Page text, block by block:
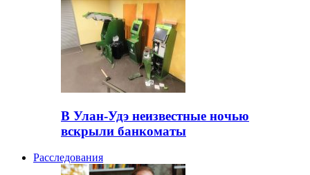
В Улан-Удэ неизвестные ночью
вскрыли банкоматы
Расследования